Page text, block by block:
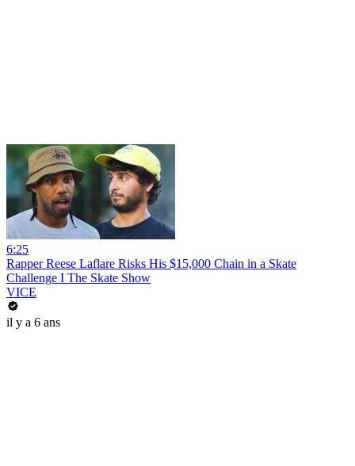
6:25
Rapper Reese Laflare Risks His $15,000 Chain in a Skate
Challenge I The Skate Show
VICE
il y a 6 ans